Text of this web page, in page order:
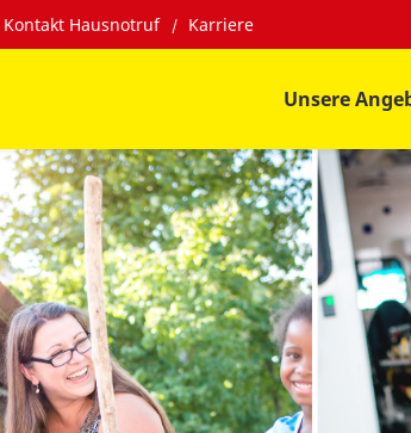
Kontakt Hausnotruf Karriere
Unsere